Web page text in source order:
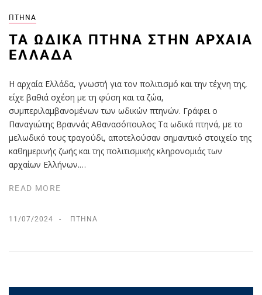
ΠΤΗΝΆ
ΤΑ ΩΔΙΚΆ ΠΤΗΝΆ ΣΤΗΝ ΑΡΧΑΊΑ
ΕΛΛΆΔΑ
Η αρχαία Ελλάδα, γνωστή για τον πολιτισμό και την τέχνη της,
είχε βαθιά σχέση με τη φύση και τα ζώα,
συμπεριλαμβανομένων των ωδικών πτηνών. Γράφει ο
Παναγιώτης Βραννάς Αθανασόπουλος Τα ωδικά πτηνά, με το
μελωδικό τους τραγούδι, αποτελούσαν σημαντικό στοιχείο της
καθημερινής ζωής και της πολιτισμικής κληρονομιάς των
αρχαίων Ελλήνων.…
READ MORE
11/07/2024 ΠΤΗΝΆ